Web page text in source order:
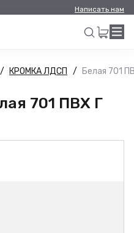
Написать нам
Искать
КРОМКА ЛДСП Белая 701
701 ПВХ Г